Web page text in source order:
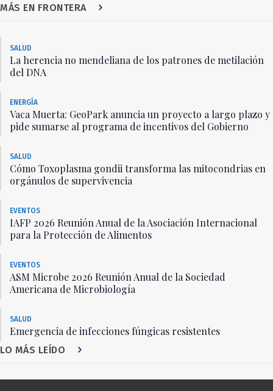
MÁS EN FRONTERA
SALUD
La herencia no mendeliana de los patrones de metilación
del DNA
ENERGÍA
Vaca Muerta: GeoPark anuncia un proyecto a largo plazo y
pide sumarse al programa de incentivos del Gobierno
SALUD
Cómo Toxoplasma gondii transforma las mitocondrias en
orgánulos de supervivencia
EVENTOS
IAFP 2026 Reunión Anual de la Asociación Internacional
para la Protección de Alimentos
EVENTOS
ASM Microbe 2026 Reunión Anual de la Sociedad
Americana de Microbiología
SALUD
Emergencia de infecciones fúngicas resistentes
LO MÁS LEÍDO